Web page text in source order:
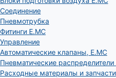
Соединение
Пневмотрубка
Фитинги E.MC
Управление
Автоматические клапаны, Е.МС
Пневматические распределители
Расходные материалы и запчасти